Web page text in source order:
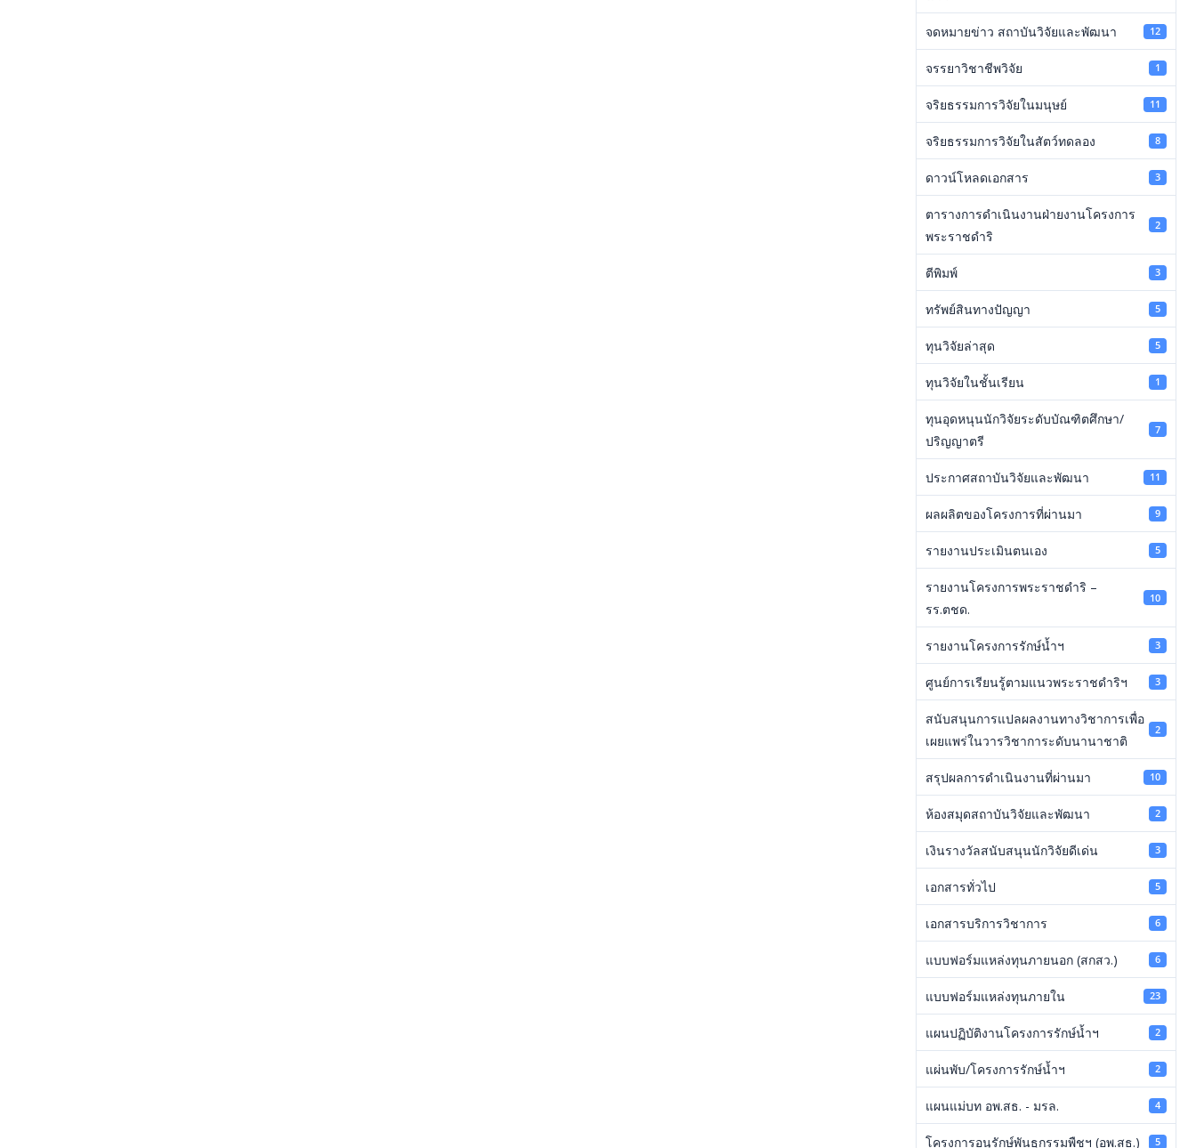
จดหมายข่าว สถาบันวิจัยและพัฒนา 12
จรรยาวิชาชีพวิจัย 1
จริยธรรมการวิจัยในมนุษย์ 11
จริยธรรมการวิจัยในสัตว์ทดลอง 8
ดาวน์โหลดเอกสาร 3
ตารางการดำเนินงานฝ่ายงานโครงการ
พระราชดำริ
2
ตีพิมพ์ 3
ทรัพย์สินทางปัญญา 5
ทุนวิจัยล่าสุด 5
ทุนวิจัยในชั้นเรียน 1
ทุนอุดหนุนนักวิจัยระดับบัณฑิตศึกษา/
ปริญญาตรี
7
ประกาศสถาบันวิจัยและพัฒนา 11
ผลผลิตของโครงการที่ผ่านมา 9
รายงานประเมินตนเอง 5
รายงานโครงการพระราชดำริ –
รร.ตชด.
10
รายงานโครงการรักษ์น้ำฯ 3
ศูนย์การเรียนรู้ตามแนวพระราชดำริฯ 3
สนับสนุนการแปลผลงานทางวิชาการเพื่อ
เผยแพร่ในวารวิชาการะดับนานาชาติ
2
สรุปผลการดำเนินงานที่ผ่านมา 10
ห้องสมุดสถาบันวิจัยและพัฒนา 2
เงินรางวัลสนับสนุนนักวิจัยดีเด่น 3
เอกสารทั่วไป 5
เอกสารบริการวิชาการ 6
แบบฟอร์มแหล่งทุนภายนอก (สกสว.) 6
แบบฟอร์มแหล่งทุนภายใน 23
แผนปฏิบัติงานโครงการรักษ์น้ำฯ 2
แผ่นพับ/โครงการรักษ์น้ำฯ 2
แผนแม่บท อพ.สธ. - มรล. 4
โครงการอนุรักษ์พันธุกรรมพืชฯ (อพ.สธ.) 5